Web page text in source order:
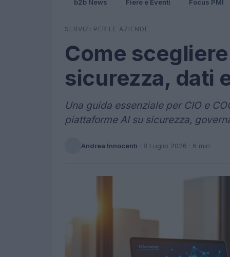
b2b News Fiere e Eventi Focus PMI
SERVIZI PER LE AZIENDE
Come
sicurezza, dati
Una guida essenziale per CIO e
piattaforme AI su sicurezza,
Andrea Innocenti · 8 Luglio 2026 · 6 min